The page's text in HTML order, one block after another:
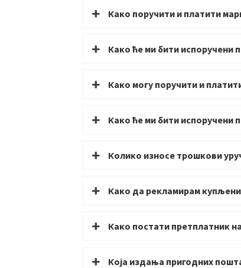
Како поручити и платити
Како ће ми бити испоручени
Како могу поручити и
Како ће ми бити испоручени
Колико износе трошкови
Како да рекламирам
Како постати претплатник
Која издања пригодних